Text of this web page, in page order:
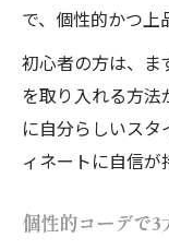
で、個性的かつ上
初心者の方は、ま
を取り入れる方法
に自分らしいス
ィネートに自信が
個性的コーデで